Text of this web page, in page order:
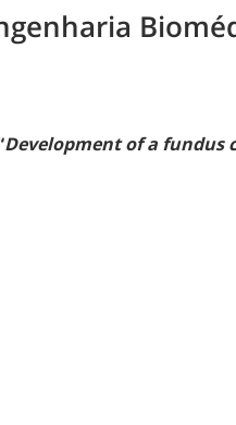
Development of a fundus